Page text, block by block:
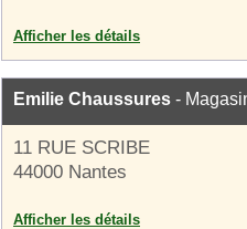
Afficher les détails
Emilie Chaussures -
11 RUE SCRIBE
44000 Nantes
Afficher les détails